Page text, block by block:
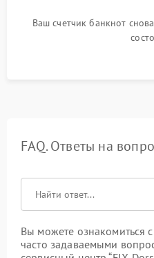
Ваш счетчик банкнот
FAQ. Ответы на
Вы можете ознакомиться
часто задаваемыми